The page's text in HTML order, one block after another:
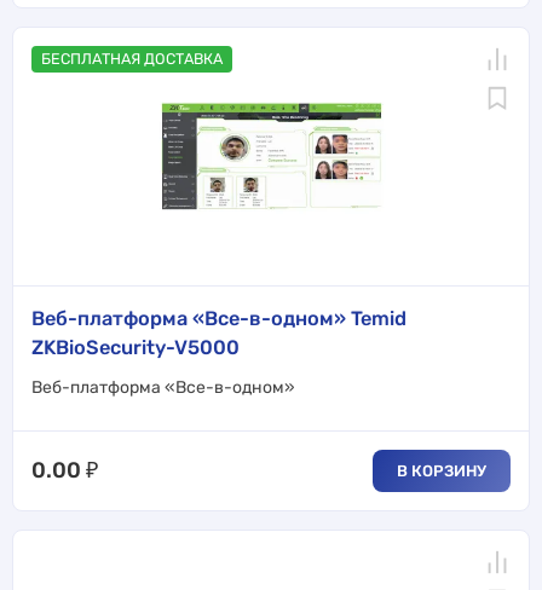
БЕСПЛАТНАЯ ДОСТАВКА
Веб-платформа «Все-в-одном» Temid
ZKBioSecurity-V5000
Веб-платформа «Все-в-одном»
0.00 ₽ В КОРЗИНУ